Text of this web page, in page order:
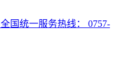
全国统一服务热线： 0757-